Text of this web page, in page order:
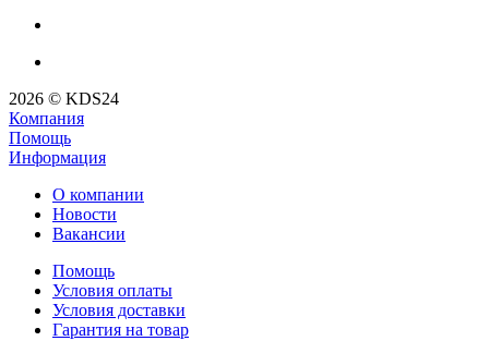
2026 © KDS24
Компания
Помощь
Информация
О компании
Новости
Вакансии
Помощь
Условия оплаты
Условия доставки
Гарантия на товар